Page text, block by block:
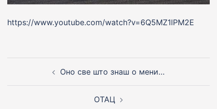
https://www.youtube.com/watch?v=6Q5MZ1lPM2E
Post
navigationОно све што знаш о мени…
ОТАЦ